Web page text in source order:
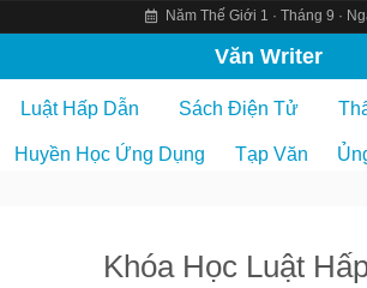
Năm Thế Giới 1 · Tháng 9 ·
k
Văn Writer
Luật Hấp Dẫn Sách Điện Tử
Huyền Học Ứng Dụng Tạp Văn
Khóa Học Luật